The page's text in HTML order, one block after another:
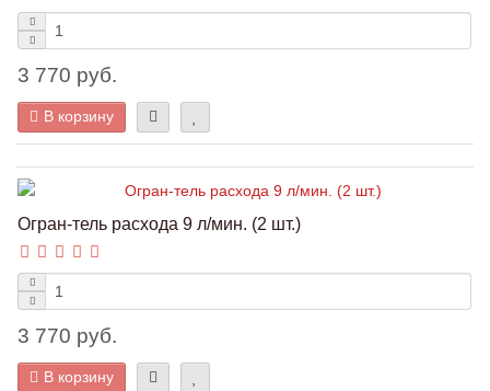
3 770 руб.
В корзину
Огран-тель расхода 9 л/мин. (2 шт.)
3 770 руб.
В корзину